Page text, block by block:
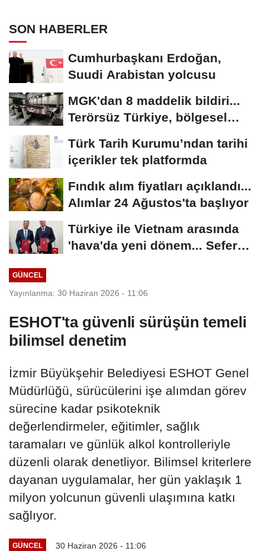
SON HABERLER
Cumhurbaşkanı Erdoğan,
Suudi Arabistan yolcusu
MGK'dan 8 maddelik bildiri...
Terörsüz Türkiye, bölgesel
Türk Tarih Kurumu’ndan tarihi
içerikler tek platformda
Fındık alım fiyatları açıklandı...
Alımlar 24 Ağustos'ta başlıyor
Türkiye ile Vietnam arasında
'hava'da yeni dönem... Sefer
GÜNCEL
Yayınlanma: 30 Haziran 2026 - 11:06
ESHOT'ta güvenli sürüşün temeli
bilimsel denetim
İzmir Büyükşehir Belediyesi ESHOT Genel
Müdürlüğü, sürücülerini işe alımdan görev
sürecine kadar psikoteknik
değerlendirmeler, eğitimler, sağlık
taramaları ve günlük alkol kontrolleriyle
düzenli olarak denetliyor. Bilimsel kriterlere
dayanan uygulamalar, her gün yaklaşık 1
milyon yolcunun güvenli ulaşımına katkı
sağlıyor.
GÜNCEL 30 Haziran 2026 - 11:06